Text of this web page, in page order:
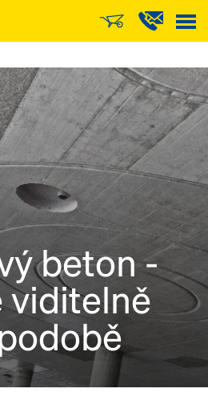
beton -
viditelně